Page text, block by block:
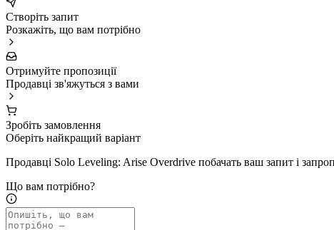
Створіть запит
Розкажіть, що вам потрібно
Отримуйте пропозиції
Продавці зв'яжуться з вами
Зробіть замовлення
Оберіть найкращий варіант
Продавці Solo Leveling: Arise Overdrive побачать ваш запит і
Що вам потрібно?